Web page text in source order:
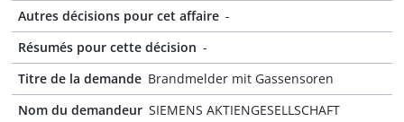
Autres décisions pour cet affaire -
Résumés pour cette décision -
Titre de la demande Brandmelder mit Gassensoren
Nom du demandeur SIEMENS AKTIENGESELLSCHAFT